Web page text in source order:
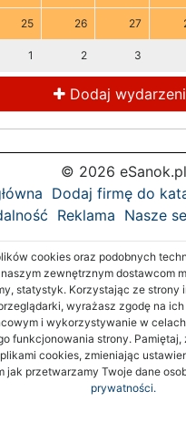
25 26 27
1 2 3
Dodaj
© 2026 eSanok.pl
Dodaj firmę do
Reklama Nasze
cookies oraz podobnych
zewnętrznym dostawcom
statystyk. Korzystając ze strony
wyrażasz zgodę na
i wykorzystywanie w
funkcjonowania strony. Pamiętaj,
cookies, zmieniając
jak przetwarzamy Twoje dane
prywatności.